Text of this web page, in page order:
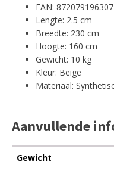
EAN:
Lengte: 2.5 cm
Breedte: 230 cm
Hoogte: 160 cm
Gewicht: 10 kg
Kleur: Beige
Materiaal:
Aanvullende
Gewicht